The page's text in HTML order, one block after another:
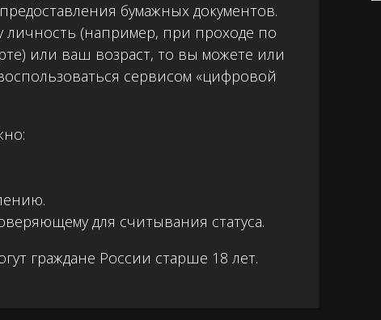
бумажных документов.
личность (например, при проходе по
или ваш возраст, то вы можете или
сервисом «цифровой
для считывания статуса.
граждане России старше 18 лет.